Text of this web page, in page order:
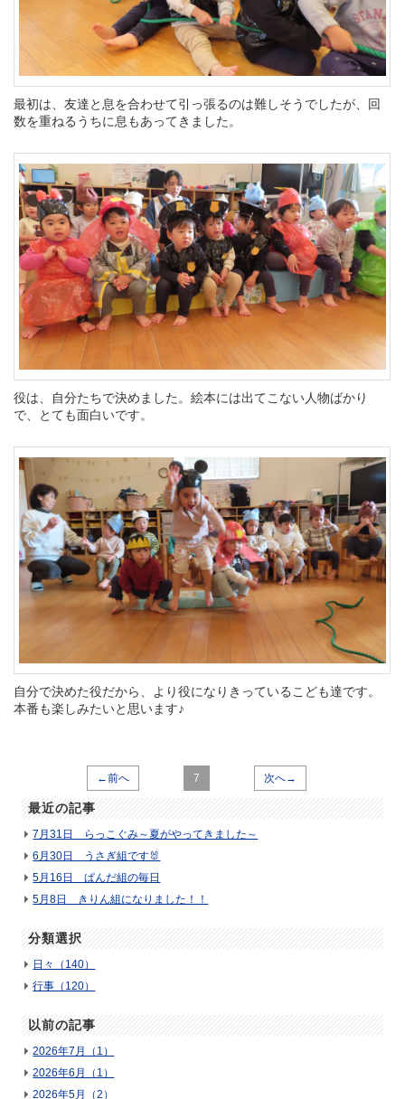
最初は、友達と息を合わせて引っ張るのは難しそうでしたが、回
数を重ねるうちに息もあってきました。
役は、自分たちで決めました。絵本には出てこない人物ばかり
で、とても面白いです。
自分で決めた役だから、より役になりきっているこども達です。
本番も楽しみたいと思います♪
←前へ 7 次へ→
最近の記事
7月31日 らっこぐみ～夏がやってきました～
6月30日 うさぎ組です🐰
5月16日 ぱんだ組の毎日
5月8日 きりん組になりました！！
分類選択
日々（140）
行事（120）
以前の記事
2026年7月（1）
2026年6月（1）
2026年5月（2）